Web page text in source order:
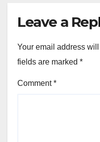
Leave a
Your email address
fields are marked *
Comment*